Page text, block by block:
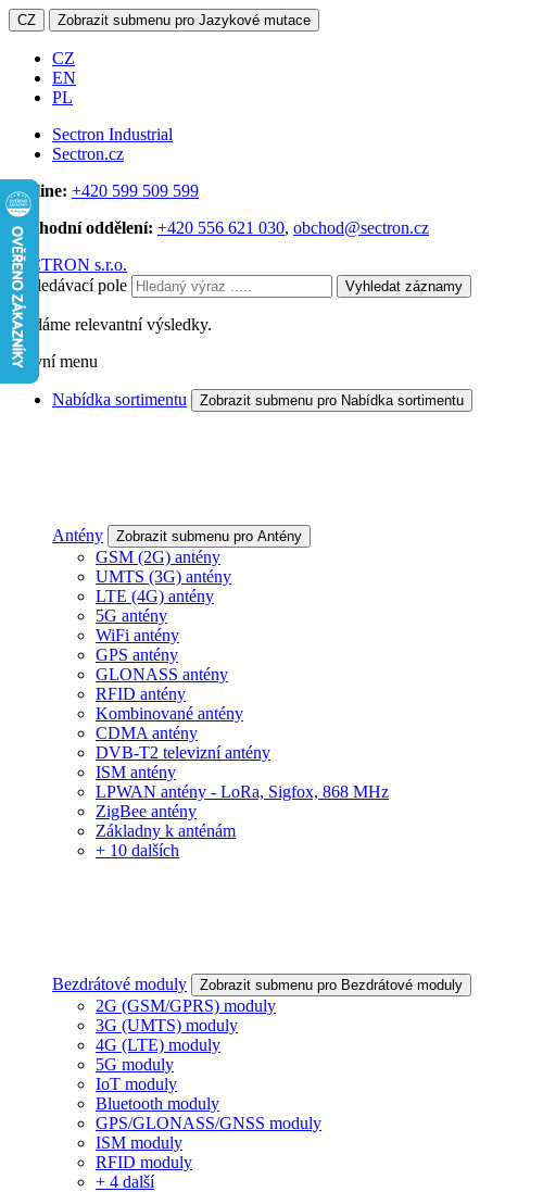
CZ Zobrazit submenu pro Jazykové mutace
CZ
EN
PL
Sectron Industrial
Sectron.cz
Hotline: +420 599 509 599
Obchodní oddělení: +420 556 621 030, obchod@sectron.cz
SECTRON s.r.o.
Vyhledávací pole
Vyhledat záznamy
Hledáme relevantní výsledky.
Hlavní menu
Nabídka sortimentu Zobrazit submenu pro Nabídka sortimentu
Antény Zobrazit submenu pro Antény
GSM (2G) antény
UMTS (3G) antény
LTE (4G) antény
5G antény
WiFi antény
GPS antény
GLONASS antény
RFID antény
Kombinované antény
CDMA antény
DVB-T2 televizní antény
ISM antény
LPWAN antény - LoRa, Sigfox, 868 MHz
ZigBee antény
Základny k anténám
+ 10 dalších
Bezdrátové moduly Zobrazit submenu pro Bezdrátové moduly
2G (GSM/GPRS) moduly
3G (UMTS) moduly
4G (LTE) moduly
5G moduly
IoT moduly
Bluetooth moduly
GPS/GLONASS/GNSS moduly
ISM moduly
RFID moduly
+ 4 další